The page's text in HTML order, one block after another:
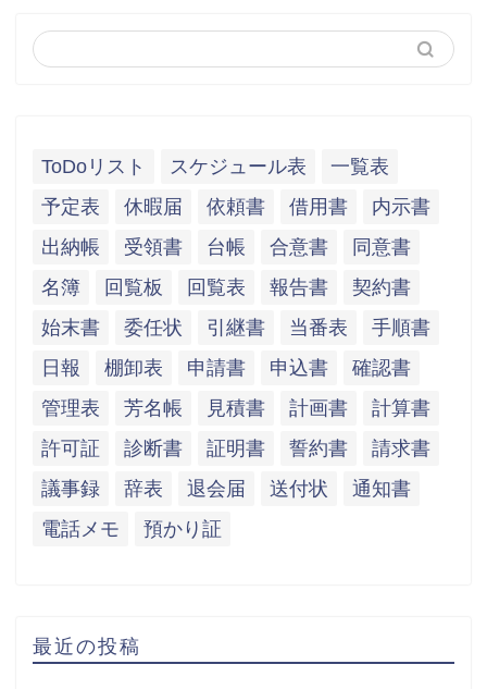
ToDoリスト スケジュール表
一覧表
予定表
休暇届 依頼書 借用書
内示書
出納帳
受領書 台帳 合意書
同意書
名簿
回覧板 回覧表 報告書
契約書
始末書
委任状 引継書 当番表
手順書
日報
棚卸表 申請書 申込書
確認書
管理表
芳名帳 見積書 計画書
計算書
許可証
診断書 証明書 誓約書
請求書
議事録
辞表 退会届 送付状
通知書
電話メモ
預かり証
最近の投稿